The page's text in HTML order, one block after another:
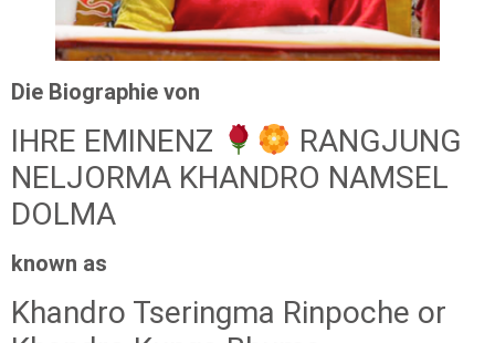
Die Biographie von
IHRE EMINENZ
RANGJUNG
NELJORMA KHANDRO NAMSEL
DOLMA
known as
Khandro Tseringma Rinpoche or